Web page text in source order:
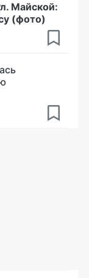
Майской:
(фото)